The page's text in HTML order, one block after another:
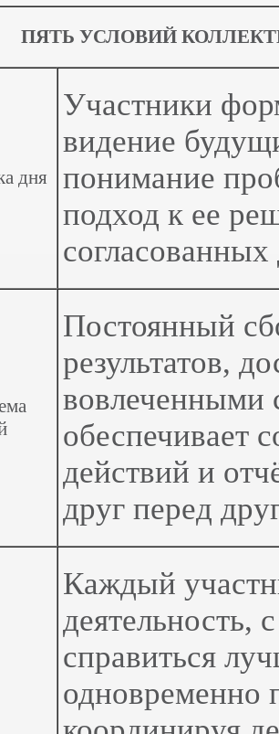
ПЯТЬ УСЛОВИЙ
дня
Участники
видение
понимание
подход к ее
Постоянный
результатов,
вовлеченными
обеспечивает
действий и
друг перед
Каждый
деятельность,
справиться
одновременно